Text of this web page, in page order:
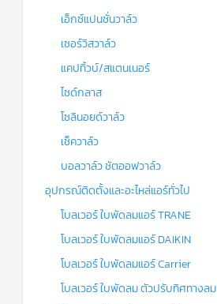
เอ็กซ์แปนชั่นวาล์ว
เซอร์วิสวาล์ว
แคปทิ้วบ์/สแตนเนอร์
ไซด์กลาส
โซลินอยด์วาล์ว
เช็ควาล์ว
บอลวาล์ว ชัตออฟวาล์ว
อุปกรณ์ติดตั้งและอะไหล่แอร์ทั่วไป
โบลเวอร์ ใบพัดลมแอร์ TRANE
โบลเวอร์ ใบพัดลมแอร์ DAIKIN
โบลเวอร์ ใบพัดลมแอร์ Carrier
โบลเวอร์ ใบพัดลม ตัวปรับทิศทางลม